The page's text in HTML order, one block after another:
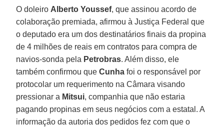
O doleiro Alberto Youssef, que assinou acordo de
colaboração premiada, afirmou à Justiça Federal que
o deputado era um dos destinatários finais da propina
de 4 milhões de reais em contratos para compra de
navios-sonda pela Petrobras. Além disso, ele
também confirmou queCunha foi o responsável por
protocolar um requerimento na Câmara visando
pressionar a Mitsui, companhia que não estaria
pagando propinas em seus negócios com a estatal. A
informação da autoria dos pedidos fez com que o